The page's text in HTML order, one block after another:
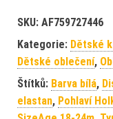
SKU: AF759727446
Kategorie: Dětské
Dětské oblečení,
Štítků: Barva bílá,
elastan, Pohlaví